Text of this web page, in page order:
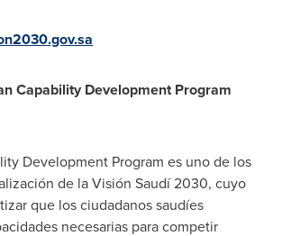
Capability Development Program
Development Program es uno de los
de la Visión Saudí 2030, cuyo
que los ciudadanos saudíes
necesarias para competir